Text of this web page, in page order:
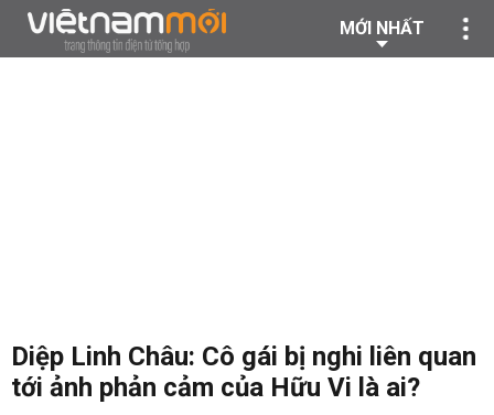
MỚI NHẤT
Diệp Linh Châu: Cô gái bị nghi liên quan
tới ảnh phản cảm của Hữu Vi là ai?